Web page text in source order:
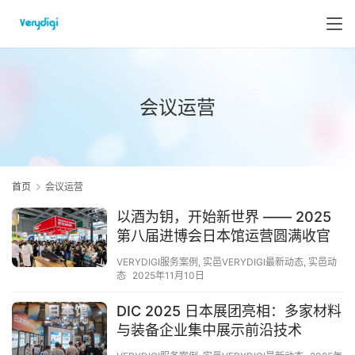
会议运营
首页 会议运营
以酒为钥，开始新世界 —— 2025
第八届进博会日本馆运营圆满收官
VERYDIGI服务案例 , 实邑VERYDIGI最新动态, 实邑动
态 2025年11月10日
DIC 2025 日本展团亮相：多家材料
与装备企业集中展示前沿技术